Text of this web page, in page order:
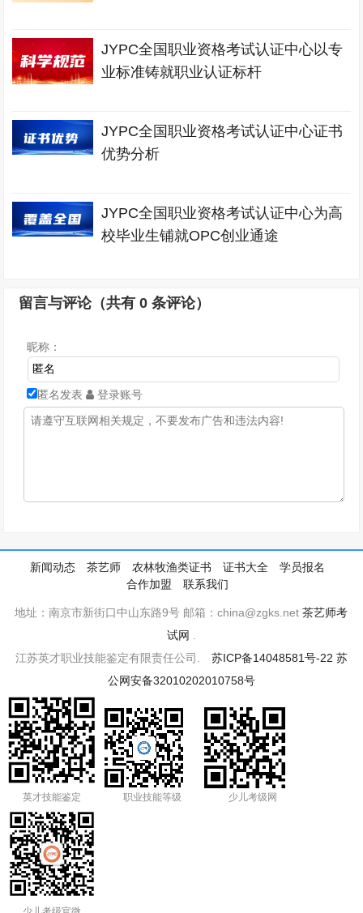
JYPC全国职业资格考试认证中心以专
业标准铸就职业认证标杆
JYPC全国职业资格考试认证中心证书
优势分析
JYPC全国职业资格考试认证中心为高
校毕业生铺就OPC创业通途
留言与评论（共有0 条评论）
昵称：
匿名发表 登录账号
新闻动态 茶艺师 农林牧渔类证书 证书大全
学员报名
合作加盟
联系我们
地址：南京市新街口中山东路9号 邮箱：china@zgks.net茶艺师考
试网
江苏英才职业技能鉴定有限责任公司. 苏ICP备14048581号-22 苏
公网安备32010202010758号
英才技能鉴定 职业技能等级 少儿考级网